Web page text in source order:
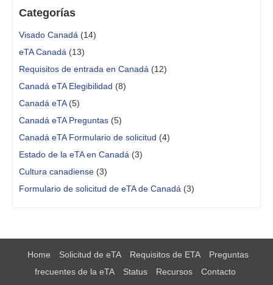
Categorías
Visado Canadá (14)
eTA Canadá (13)
Requisitos de entrada en Canadá (12)
Canadá eTA Elegibilidad (8)
Canadá eTA(5)
Canadá eTA Preguntas (5)
Canadá eTA Formulario de solicitud (4)
Estado de la eTA en Canadá (3)
Cultura canadiense (3)
Formulario de solicitud de eTA de Canadá (3)
Home Solicitud de eTA Requisitos de ETA
Preguntas
frecuentes de la eTA
Status Recursos
Contacto